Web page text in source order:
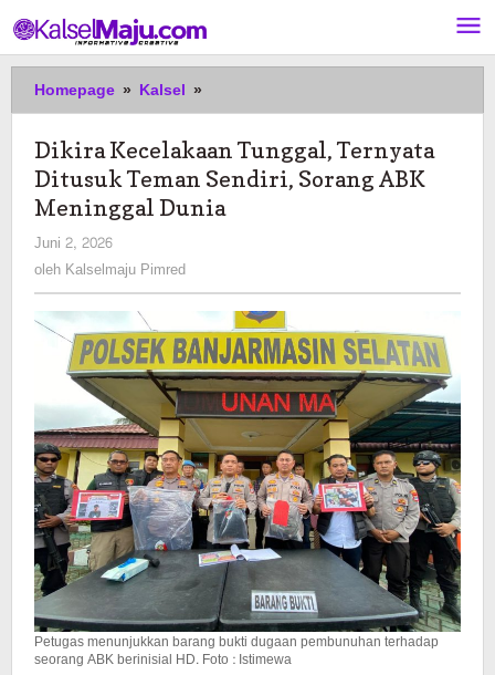
ke
konten
Homepage » Kalsel »
Kecelakaan
Tunggal,
Ternyata
Ditusuk
Teman
Meninggal
Dunia
Dikira Kecelakaan Tunggal, Ternyata
Ditusuk Teman Sendiri, Sorang ABK
Meninggal Dunia
Juni 2, 2026
Kalselmaju
Pimred
oleh Kalselmaju Pimred
Petugas menunjukkan barang bukti dugaan pembunuhan terhadap
seorang ABK berinisial HD. Foto : Istimewa